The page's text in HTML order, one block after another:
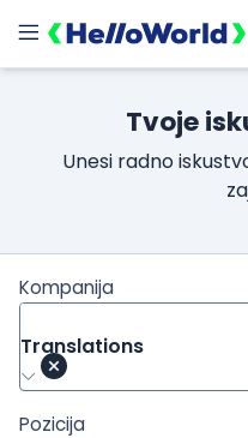
Tvoje
Unesi radno
Kompanija
Translations
Pozicija
/kompanije/iskustvo/